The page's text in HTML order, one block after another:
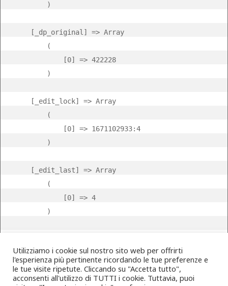
Utilizziamo i cookie sul nostro sito web per offrirti
l'esperienza più pertinente ricordando le tue preferenze e
le tue visite ripetute. Cliccando su "Accetta tutto",
acconsenti all'utilizzo di TUTTI i cookie. Tuttavia, puoi
        )
    [_dp_original] => Array
        (
            [0] => 422228
        )
    [_edit_lock] => Array
        (
            [0] => 1671102933:4
        )
    [_edit_last] => Array
        (
            [0] => 4
        )
        (
            [0] => Il mondo può sperare
“In cammino verso l’Avvento” è la nuova serie